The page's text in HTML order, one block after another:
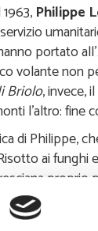
Philippe
portato all’
volante non
Briolo, invece,
l’altro: fine
di Philippe,
ai funghi
proprio
fornelli. Con
casa insieme al